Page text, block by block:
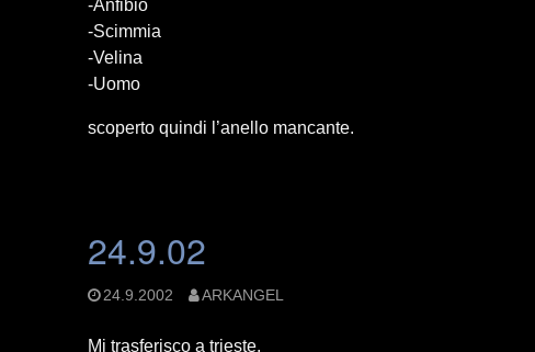
-Anfibio
-Scimmia
-Velina
-Uomo
scoperto quindi l’anello mancante.
24.9.02
24.9.2002 ARKANGEL
Mi trasferisco a trieste.